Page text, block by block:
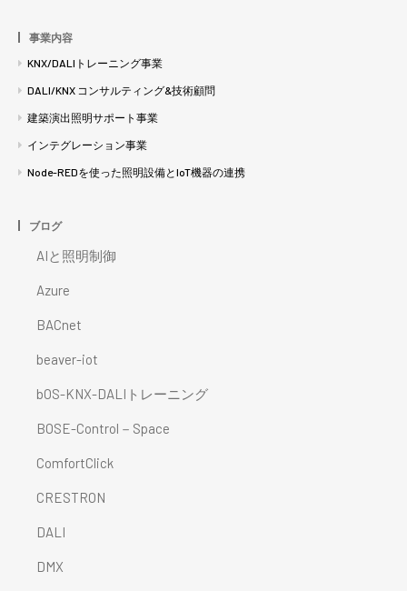
事業内容
KNX/DALIトレーニング事業
DALI/KNX コンサルティング&技術顧問
建築演出照明サポート事業
インテグレーション事業
Node-REDを使った照明設備とIoT機器の連携
ブログ
AIと照明制御
Azure
BACnet
beaver-iot
bOS-KNX-DALIトレーニング
BOSE-Control－Space
ComfortClick
CRESTRON
DALI
DMX